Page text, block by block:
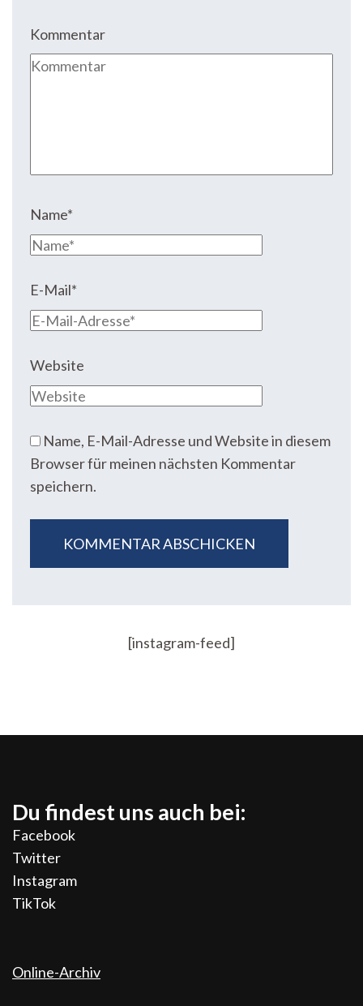
Kommentar
Name*
E-Mail*
Website
Name, E-Mail-Adresse und Website in diesem
Browser für meinen nächsten Kommentar
speichern.
[instagram-feed]
Du findest uns auch bei:
Facebook
Twitter
Instagram
TikTok
Online-Archiv